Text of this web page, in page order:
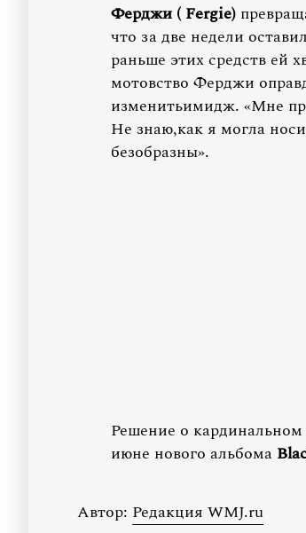
Ферджи ( Fergie)
что за две недели
раньше этих средств ей
мотовство Ферджи
изменитьимидж. «Мне
Не знаю,как я могла
безобразны».
Решение о
июне нового альбома
Автор: Редакция WMJ.ru